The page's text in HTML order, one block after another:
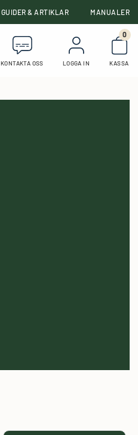
GUIDER & ARTIKLAR MANUALER
KONTAKTA OSS LOGGA IN
0
KASSA